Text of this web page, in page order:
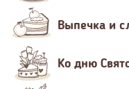
Выпечка и
Ко дню